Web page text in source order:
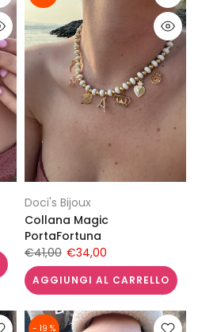
Doci's Bijoux
Collana Magic
PortaFortuna
€41,00 €34,00
AGGIUNGI AL CARRELLO
- 19 %